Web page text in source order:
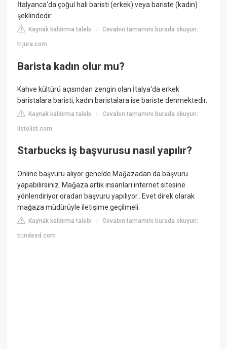
İtalyanca'da çoğul hali baristi (erkek) veya bariste (kadın)
şeklindedir.
Kaynak kaldırma talebi |Cevabın tamamını burada okuyun:
tr.jura.com
Barista kadın olur mu?
Kahve kültürü açısından zengin olan İtalya'da erkek
baristalara baristi, kadın baristalara ise bariste denmektedir.
Kaynak kaldırma talebi |Cevabın tamamını burada okuyun:
listelist.com
Starbucks iş başvurusu nasıl yapılır?
Online başvuru alıyor genelde.Mağazadan da başvuru
yapabilirsiniz. Mağaza artık insanları internet sitesine
yönlendiriyor oradan başvuru yapılıyor.. Evet direk olarak
mağaza müdürüyle iletişime geçilmeli.
Kaynak kaldırma talebi |Cevabın tamamını burada okuyun:
tr.indeed.com